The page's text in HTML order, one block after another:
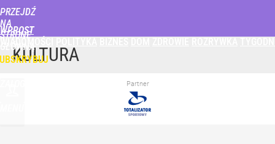
PRZEJDŹ
NA
STRONĘ
GŁÓWNĄ
WPROST
KULTURA
Partner